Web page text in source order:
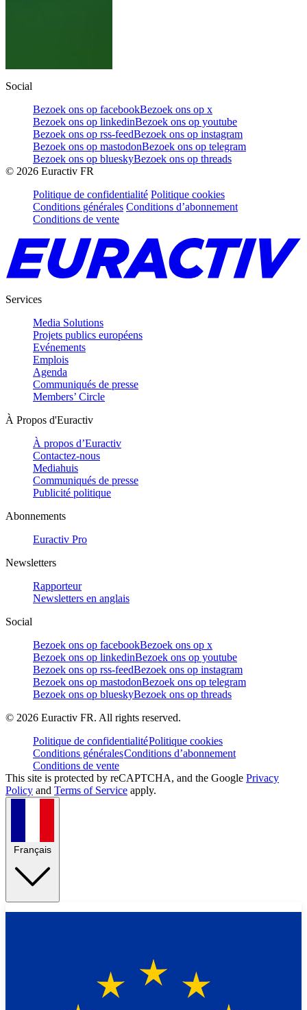
Social
Bezoek ons op facebookBezoek ons op x
Bezoek ons op linkedinBezoek ons op youtube
Bezoek ons op rss-feedBezoek ons op instagram
Bezoek ons op mastodonBezoek ons op telegram
Bezoek ons op blueskyBezoek ons op threads
© 2026 Euractiv FR
Politique de confidentialité Politique cookies
Conditions générales Conditions d’abonnement
Conditions de vente
Services
Media Solutions
Projets publics européens
Evénements
Emplois
Agenda
Communiqués de presse
Members’ Circle
À Propos d'Euractiv
À propos d’Euractiv
Contactez-nous
Mediahuis
Communiqués de presse
Publicité politique
Abonnements
Euractiv Pro
Newsletters
Rapporteur
Newsletters en anglais
Social
Bezoek ons op facebookBezoek ons op x
Bezoek ons op linkedinBezoek ons op youtube
Bezoek ons op rss-feedBezoek ons op instagram
Bezoek ons op mastodonBezoek ons op telegram
Bezoek ons op blueskyBezoek ons op threads
© 2026 Euractiv FR. All rights reserved.
Politique de confidentialitéPolitique cookies
Conditions généralesConditions d’abonnement
Conditions de vente
This site is protected by reCAPTCHA, and the Google Privacy
Policy and Terms of Service apply.
Français